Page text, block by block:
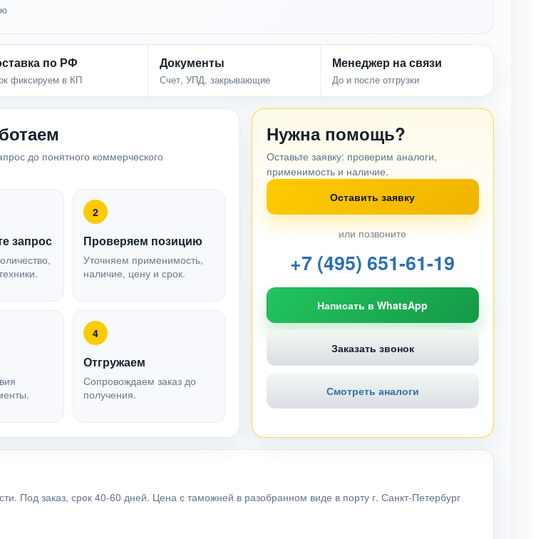
по РФ
фиксируем в КП
Документы
Счет, УПД, закрывающие
Менеджер на связи
До и после отгрузки
до понятного коммерческого
запрос
2
Проверяем позицию
Уточняем применимость,
наличие, цену и срок.
4
Отгружаем
Сопровождаем заказ до
получения.
Нужна помощь?
Оставьте заявку: проверим аналоги,
применимость и наличие.
Оставить заявку
или позвоните
+7 (495) 651-61-19
Написать в WhatsApp
Заказать звонок
Смотреть аналоги
Под заказ, срок 40-60 дней. Цена с таможней в разобранном виде в порту г. Санкт-Петербург